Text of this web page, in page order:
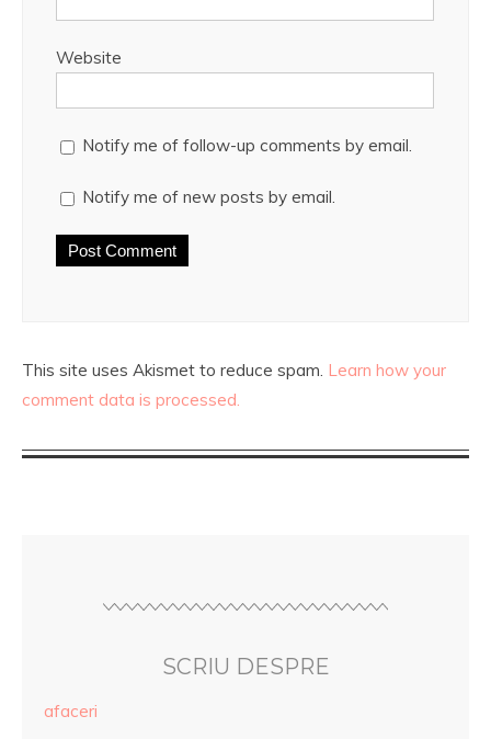
Website
Notify me of follow-up comments by email.
Notify me of new posts by email.
This site uses Akismet to reduce spam. Learn how your
comment data is processed.
SCRIU DESPRE
afaceri